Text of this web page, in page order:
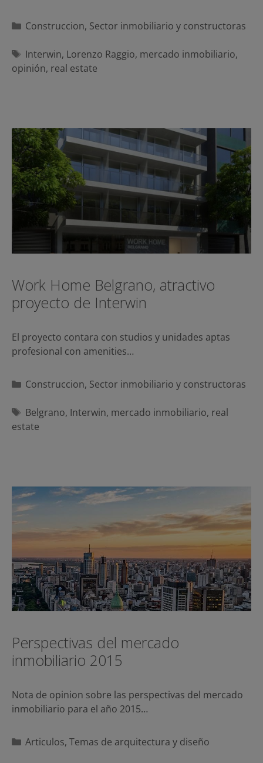
Categorías
Construccion, Sector inmobiliario y constructoras
Etiquetas
Interwin, Lorenzo Raggio, mercado inmobiliario,
opinión, real estate
Work Home Belgrano, atractivo
proyecto de Interwin
El proyecto contara con studios y unidades aptas
profesional con amenities…
Categorías
Construccion, Sector inmobiliario y constructoras
Etiquetas
Belgrano, Interwin, mercado inmobiliario, real
estate
Perspectivas del mercado
inmobiliario 2015
Nota de opinion sobre las perspectivas del mercado
inmobiliario para el año 2015…
Categorías
Articulos, Temas de arquitectura y diseño